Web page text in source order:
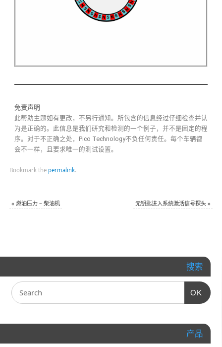
免责声明
此帮助主题如有更改，不另行通知。所包含的信息经过仔细检查并认
为是正确的。此信息是我们研究和检测的一个例子，并不是固定的程
序。对于不正确之处，Pico Technology不负任何责任。每个车辆都
会不一样，且要求唯一的测试设置。
Bookmark the permalink.
« 燃油压力 – 柴油机 无钥匙进入系统激活信号探头»
搜索
OK
产品